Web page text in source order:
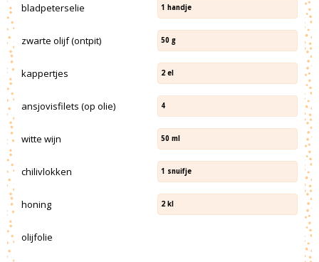
bladpeterselie 1 handje
zwarte olijf (ontpit) 50 g
kappertjes 2 el
ansjovisfilets (op olie) 4
witte wijn 50 ml
chilivlokken 1 snuifje
honing 2 kl
olijfolie